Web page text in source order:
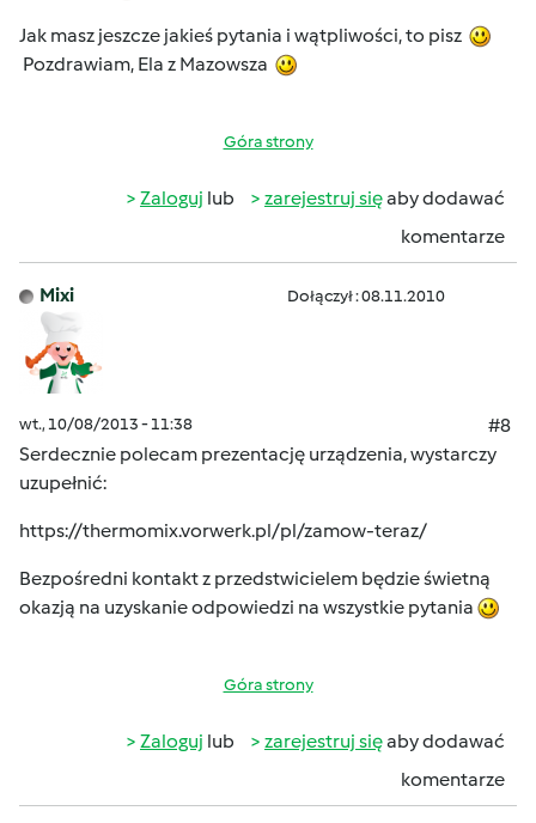
Jak masz jeszcze jakieś pytania i wątpliwości, to pisz
Pozdrawiam, Ela z Mazowsza
Góra strony
Zaloguj lub zarejestruj sięaby dodawać
komentarze
Mixi Dołączył : 08.11.2010
wt., 10/08/2013 - 11:38
#8
Serdecznie polecam prezentację urządzenia, wystarczy
uzupełnić:
https://thermomix.vorwerk.pl/pl/zamow-teraz/
Bezpośredni kontakt z przedstwicielem będzie świetną
okazją na uzyskanie odpowiedzi na wszystkie pytania
Góra strony
Zaloguj lub zarejestruj sięaby dodawać
komentarze